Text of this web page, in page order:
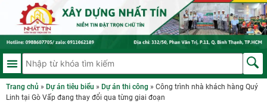
Trang chủ » Dự án tiêu biểu » Dự án thi công » Công trình nhà khách hàng Quý
Linh tại Gò Vấp đang thay đổi qua từng giai đoạn